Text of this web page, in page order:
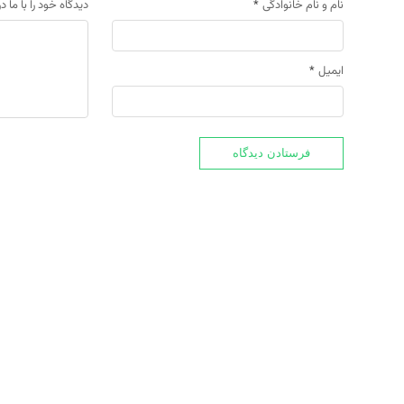
نام و نام خانوادگی *
ایمیل *
دیدگاه خود را با ما